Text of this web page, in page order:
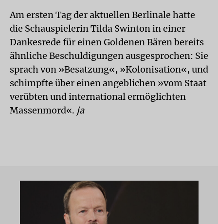
Am ersten Tag der aktuellen Berlinale hatte
die Schauspielerin Tilda Swinton in einer
Dankesrede für einen Goldenen Bären bereits
ähnliche Beschuldigungen ausgesprochen: Sie
sprach von »Besatzung«, »Kolonisation«, und
schimpfte über einen angeblichen »vom Staat
verübten und international ermöglichten
Massenmord«. ja